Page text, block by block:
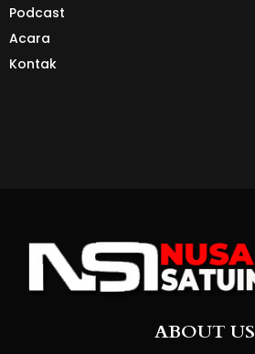
Podcast
Acara
Kontak
ABOUT US